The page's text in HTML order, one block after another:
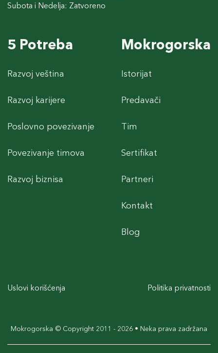
Subota i Nedelja: Zatvoreno
5 Potreba
Razvoj veština
Razvoj karijere
Poslovno povezivanje
Povezivanje timova
Razvoj biznisa
Mokrogorska
Istorijat
Predavači
Tim
Sertifikat
Partneri
Kontakt
Blog
Uslovi korišćenja Politika privatnosti
Mokrogorska © Copyright 2011 - 2026 • Neka prava zadržana